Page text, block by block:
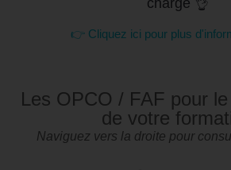
charge 👌
👉 Cliquez ici pour plus
Les OPCO / FAF pour
de votre
Naviguez vers la droite pour